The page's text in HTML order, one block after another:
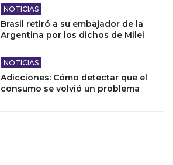
NOTICIAS
Brasil retiró a su embajador de la
Argentina por los dichos de Milei
NOTICIAS
Adicciones: Cómo detectar que el
consumo se volvió un problema